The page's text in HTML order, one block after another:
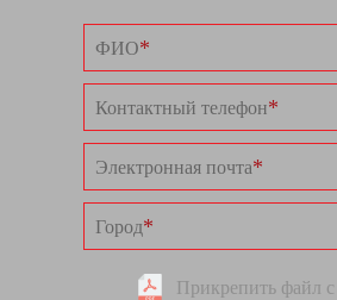
ФИО*
Контактный телефон*
Электронная почта*
Город*
Прикрепить файл